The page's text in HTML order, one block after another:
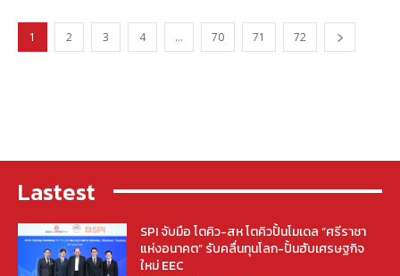
1 2 3 4 … 70 71 72
Lastest
SPI จับมือ โตคิว-สห โตคิวปั้นโมเดล “ศรีราชา
แห่งอนาคต” รับคลื่นทุนโลก-ปั้นฮับเศรษฐกิจ
ใหม่ EEC